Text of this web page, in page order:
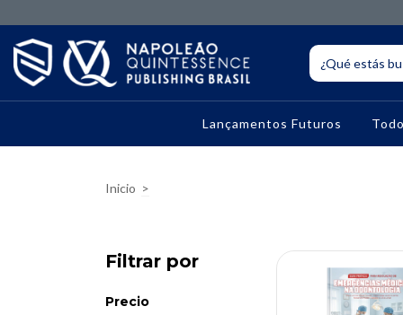
Lançamentos Futuros
Inicio >
Filtrar por
Precio